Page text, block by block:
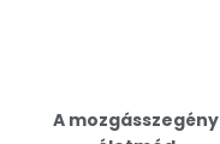
A mozgásszegény